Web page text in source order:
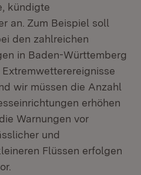
kündigte
an. Zum Beispiel soll
den zahlreichen
in Baden-Württemberg
wir müssen die Anzahl
erhöhen
Warnungen vor
und
Flüssen erfolgen